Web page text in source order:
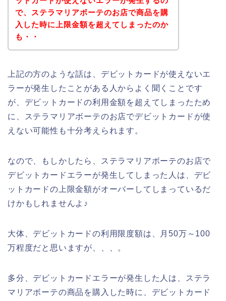
で、ステラマリアボーテのお店で商品を購
入した時に上限金額を超えてしまったのか
も・・
上記の方のような話は、デビットカードが使えないエ
ラーが発生したことがある人からよく聞くことです
が、デビットカードの利用金額を超えてしまったため
に、ステラマリアボーテのお店でデビットカードが使
えない可能性も十分考えられます。
なので、もしかしたら、ステラマリアボーテのお店で
デビットカードエラーが発生してしまった人は、デビ
ットカードの上限金額がオーバーしてしまっているだ
けかもしれませんよ♪
大体、デビットカードの利用限度額は、月50万～100
万程度だと思いますが、、、。
多分、デビットカードエラーが発生した人は、ステラ
マリアボーテの商品を購入した時に、デビットカード